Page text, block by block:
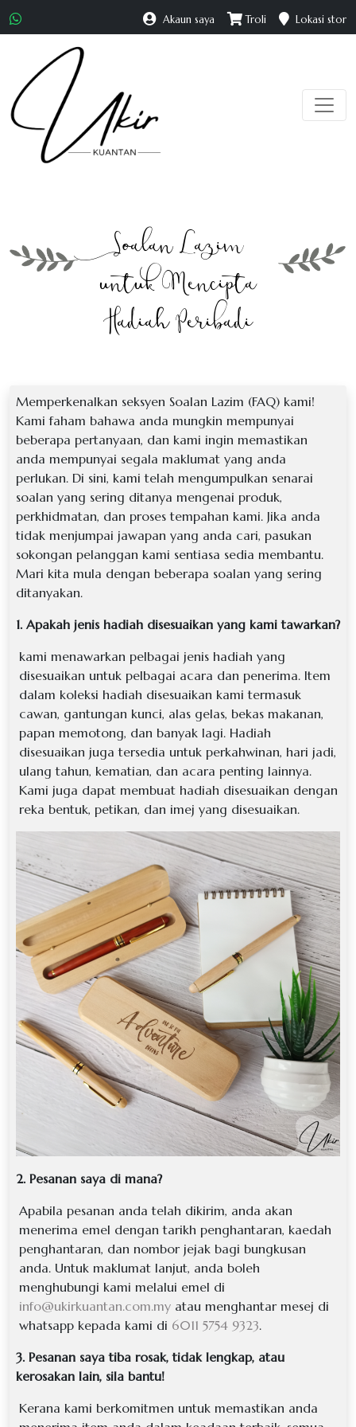
Akaun saya Troli Lokasi stor
Soalan Lazim
untuk Mencipta
Hadiah Peribadi
Memperkenalkan seksyen Soalan Lazim (FAQ) kami!
Kami faham bahawa anda mungkin mempunyai
beberapa pertanyaan, dan kami ingin memastikan
anda mempunyai segala maklumat yang anda
perlukan. Di sini, kami telah mengumpulkan senarai
soalan yang sering ditanya mengenai produk,
perkhidmatan, dan proses tempahan kami. Jika anda
tidak menjumpai jawapan yang anda cari, pasukan
sokongan pelanggan kami sentiasa sedia membantu.
Mari kita mula dengan beberapa soalan yang sering
ditanyakan.
1. Apakah jenis hadiah disesuaikan yang kami tawarkan?
kami menawarkan pelbagai jenis hadiah yang
disesuaikan untuk pelbagai acara dan penerima. Item
dalam koleksi hadiah disesuaikan kami termasuk
cawan, gantungan kunci, alas gelas, bekas makanan,
papan memotong, dan banyak lagi. Hadiah
disesuaikan juga tersedia untuk perkahwinan, hari jadi,
ulang tahun, kematian, dan acara penting lainnya.
Kami juga dapat membuat hadiah disesuaikan dengan
reka bentuk, petikan, dan imej yang disesuaikan.
2. Pesanan saya di mana?
Apabila pesanan anda telah dikirim, anda akan
menerima emel dengan tarikh penghantaran, kaedah
penghantaran, dan nombor jejak bagi bungkusan
anda. Untuk maklumat lanjut, anda boleh
menghubungi kami melalui emel di
info@ukirkuantan.com.my atau menghantar mesej di
whatsapp kepada kami di 6011 5754 9323.
3. Pesanan saya tiba rosak, tidak lengkap, atau
kerosakan lain, sila bantu!
Kerana kami berkomitmen untuk memastikan anda
Hello! How can I assist you today?